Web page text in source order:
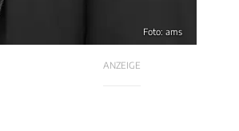
Foto: ams
ANZEIGE